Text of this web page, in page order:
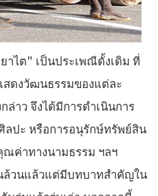
าไต" เป็นประเพณีดั้งเดิม ที่
ดงวัฒนธรรมของแต่ละ
าว จึงได้มีการดำเนินการ
ลปะ หรือการอนุรักษ์ทรัพย์สิน
ค่าทางนามธรรม ฯลฯ
ล้วนแล้วแต่มีบทบาทสำคัญใน